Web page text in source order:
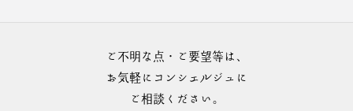
ご不明な点・ご要望等は、
お気軽にコンシェルジュに
ご相談ください。